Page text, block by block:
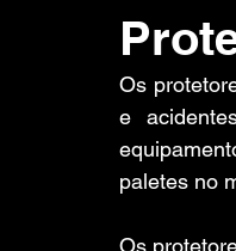
Os
e
paletes no
Os